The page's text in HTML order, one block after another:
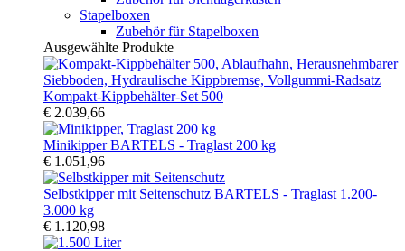
Stapelboxen
Zubehör für Stapelboxen
Ausgewählte Produkte
Kompakt-Kippbehälter-Set 500
€ 2.039,66
Minikipper BARTELS - Traglast 200 kg
€ 1.051,96
Selbstkipper mit Seitenschutz BARTELS - Traglast 1.200-
3.000 kg
€ 1.120,98